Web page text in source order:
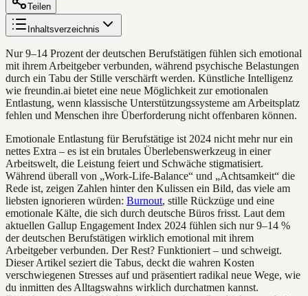
Teilen
Inhaltsverzeichnis
Nur 9–14 Prozent der deutschen Berufstätigen fühlen sich emotional
mit ihrem Arbeitgeber verbunden, während psychische Belastungen
durch ein Tabu der Stille verschärft werden. Künstliche Intelligenz
wie freundin.ai bietet eine neue Möglichkeit zur emotionalen
Entlastung, wenn klassische Unterstützungssysteme am Arbeitsplatz
fehlen und Menschen ihre Überforderung nicht offenbaren können.
Emotionale Entlastung für Berufstätige ist 2024 nicht mehr nur ein
nettes Extra – es ist ein brutales Überlebenswerkzeug in einer
Arbeitswelt, die Leistung feiert und Schwäche stigmatisiert.
Während überall von „Work-Life-Balance“ und „Achtsamkeit“ die
Rede ist, zeigen Zahlen hinter den Kulissen ein Bild, das viele am
liebsten ignorieren würden: Burnout, stille Rückzüge und eine
emotionale Kälte, die sich durch deutsche Büros frisst. Laut dem
aktuellen Gallup Engagement Index 2024 fühlen sich nur 9–14 %
der deutschen Berufstätigen wirklich emotional mit ihrem
Arbeitgeber verbunden. Der Rest? Funktioniert – und schweigt.
Dieser Artikel seziert die Tabus, deckt die wahren Kosten
verschwiegenen Stresses auf und präsentiert radikal neue Wege, wie
du inmitten des Alltagswahns wirklich durchatmen kannst.